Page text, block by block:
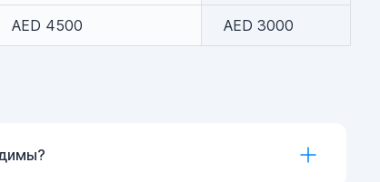
AED 4500 AED 3000